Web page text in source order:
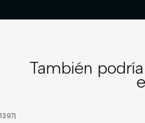
También
1397|